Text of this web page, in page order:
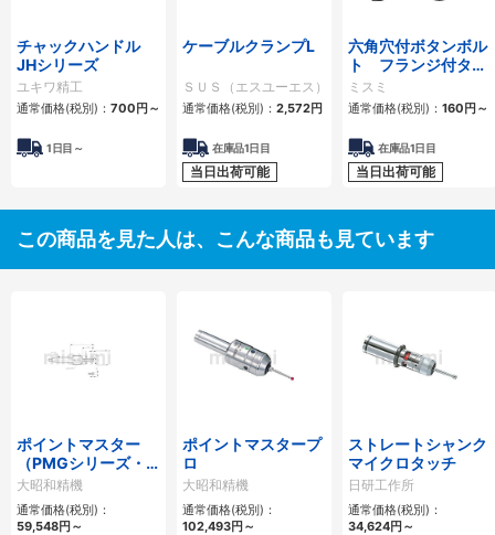
チャックハンドル
JHシリーズ
ユキワ精工
通常価格(税別)： 700円～
1日目～
ケーブルクランプL
ＳＵＳ（エスユーエス）
通常価格(税別)： 2,572円
在庫品1日目
当日出荷可能
六角穴付ボタンボル
ト フランジ付タイ
プ-単品・小箱-
ミスミ
通常価格(税別)： 160円～
在庫品1日目
当日出荷可能
この商品を見た人は、こんな商品も見ています
ポイントマスター
（PMGシリーズ・
モールステーパタイ
プ）
大昭和精機
通常価格(税別)：
59,548円～
ポイントマスタープ
ロ
大昭和精機
通常価格(税別)：
102,493円～
ストレートシャンク
マイクロタッチ
日研工作所
通常価格(税別)：
34,624円～